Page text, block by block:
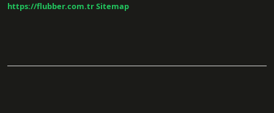
https://flubber.com.trSitemap